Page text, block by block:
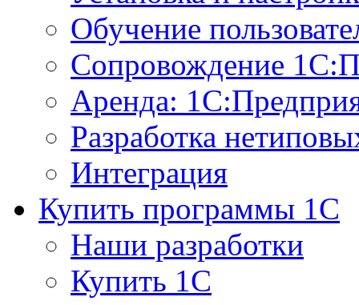
Обучение
Сопровождение
Аренда:
Разработка
Интеграция
Купить программы 1С
Наши разработки
Купить 1С